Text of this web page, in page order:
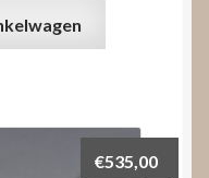
€535,00